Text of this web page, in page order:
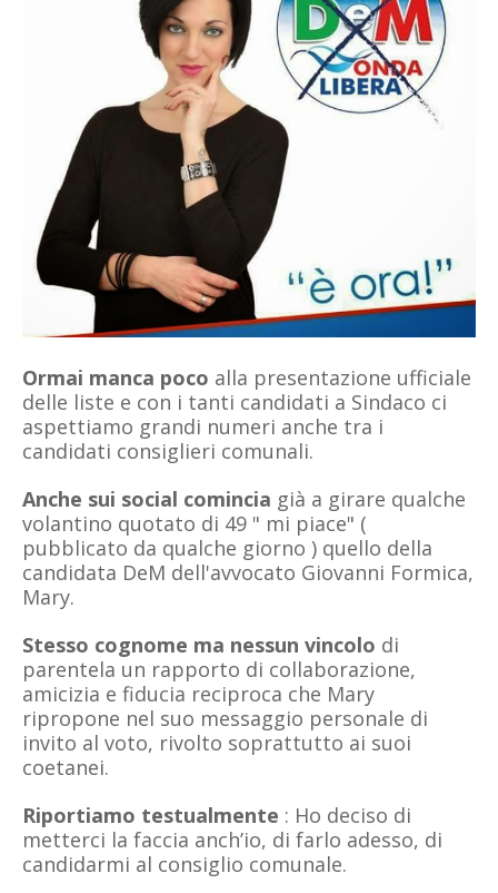
Ormai manca poco alla presentazione ufficiale
delle liste e con i tanti candidati a Sindaco ci
aspettiamo grandi numeri anche tra i
candidati consiglieri comunali.
Anche sui social comincia già a girare qualche
volantino quotato di 49 " mi piace" (
pubblicato da qualche giorno ) quello della
candidata DeM dell'avvocato Giovanni Formica,
Mary.
Stesso cognome ma nessun vincolo di
parentela un rapporto di collaborazione,
amicizia e fiducia reciproca che Mary
ripropone nel suo messaggio personale di
invito al voto, rivolto soprattutto ai suoi
coetanei.
Riportiamo testualmente : Ho deciso di
metterci la faccia anch’io, di farlo adesso, di
candidarmi al consiglio comunale.